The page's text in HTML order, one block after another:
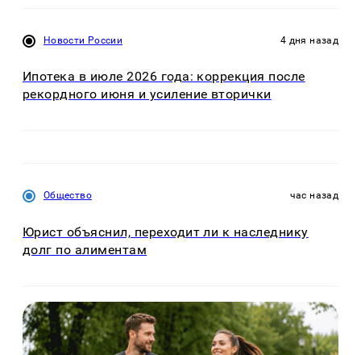
Новости России 4 дня назад
Ипотека в июле 2026 года: коррекция после
рекордного июня и усиление вторички
Общество час назад
Юрист объяснил, переходит ли к наследнику
долг по алиментам